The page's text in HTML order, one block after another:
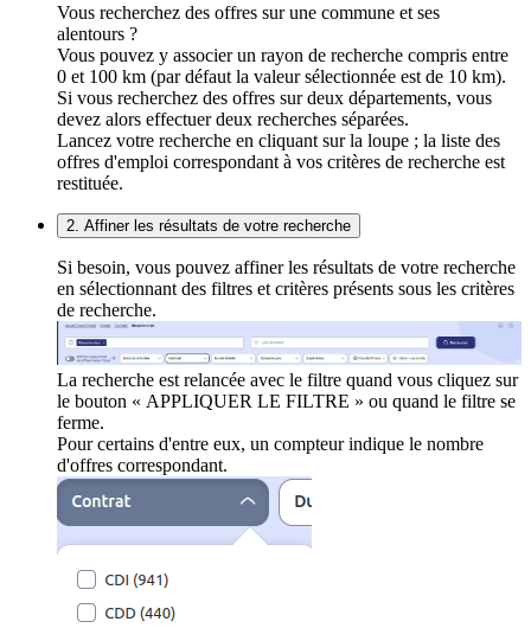
Vous recherchez des offres sur une commune et ses
alentours ?
Vous pouvez y associer un rayon de recherche compris entre
0 et 100 km (par défaut la valeur sélectionnée est de 10 km).
Si vous recherchez des offres sur deux départements, vous
devez alors effectuer deux recherches séparées.
Lancez votre recherche en cliquant sur la loupe ; la liste des
offres d'emploi correspondant à vos critères de recherche est
restituée.
2. Affiner les résultats de votre recherche
Si besoin, vous pouvez affiner les résultats de votre recherche
en sélectionnant des filtres et critères présents sous les critères
de recherche.
La recherche est relancée avec le filtre quand vous cliquez sur
le bouton « APPLIQUER LE FILTRE » ou quand le filtre se
ferme.
Pour certains d'entre eux, un compteur indique le nombre
d'offres correspondant.